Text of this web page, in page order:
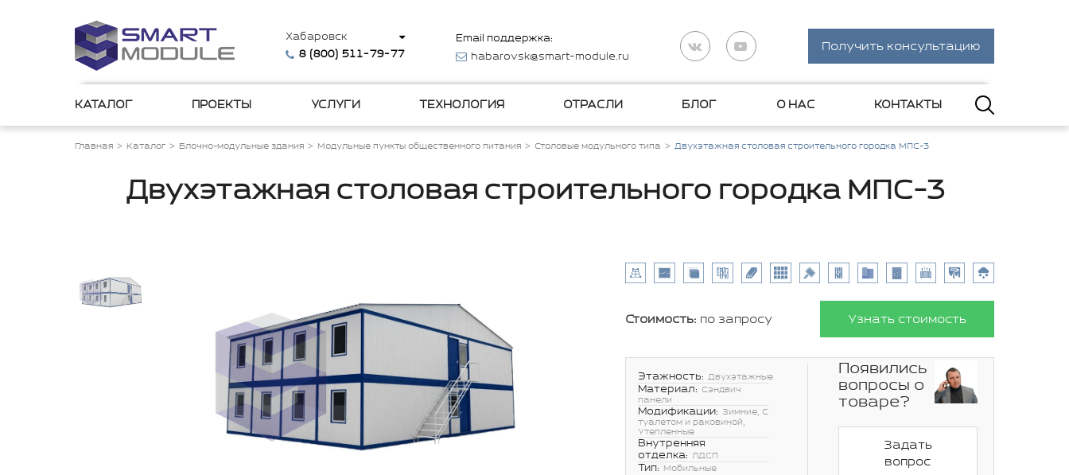
Хабаровск
8 (800) 511-79-77
Email поддержка:
habarovsk@smart-module.ru
Получить консультацию
КАТАЛОГ ПРОЕКТЫ УСЛУГИ ТЕХНОЛОГИЯ ОТРАСЛИ БЛОГ О НАС КОНТАКТЫ
Главная Каталог Блочно-модульные здания Модульные пункты общественного питания Столовые модульного типа Двухэтажная столовая строительного городка МПС-3
Двухэтажная столовая строительного городка МПС-3
Стоимость: по запросу Узнать стоимость
Этажность: Двухэтажные
Материал: Сэндвич
панели
Модификации: Зимние, С
туалетом и раковиной,
Утепленные
Внутренняя
отделка: ЛДСП
Тип: Мобильные
Появились
вопросы о
товаре?
Задать
вопрос